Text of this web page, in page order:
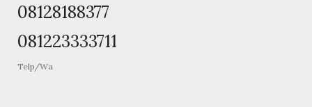
08128188377
081223333711
Telp/Wa